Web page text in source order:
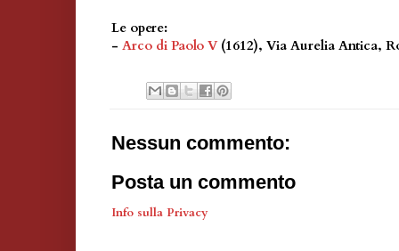
Le opere:
- Arco di Paolo V(1612), Via Aurelia Antica,
Nessun commento:
Posta un commento
Info sulla Privacy